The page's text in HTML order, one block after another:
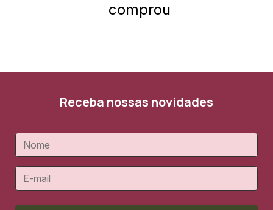
comprou
Receba nossas novidades